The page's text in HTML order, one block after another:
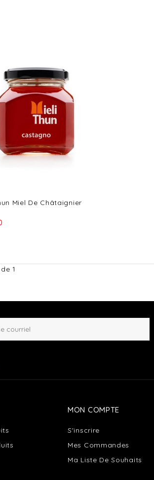
Miel De Châtaignier
1
MON COMPTE
S'inscrire
Mes Commandes
Ma Liste De Souhaits